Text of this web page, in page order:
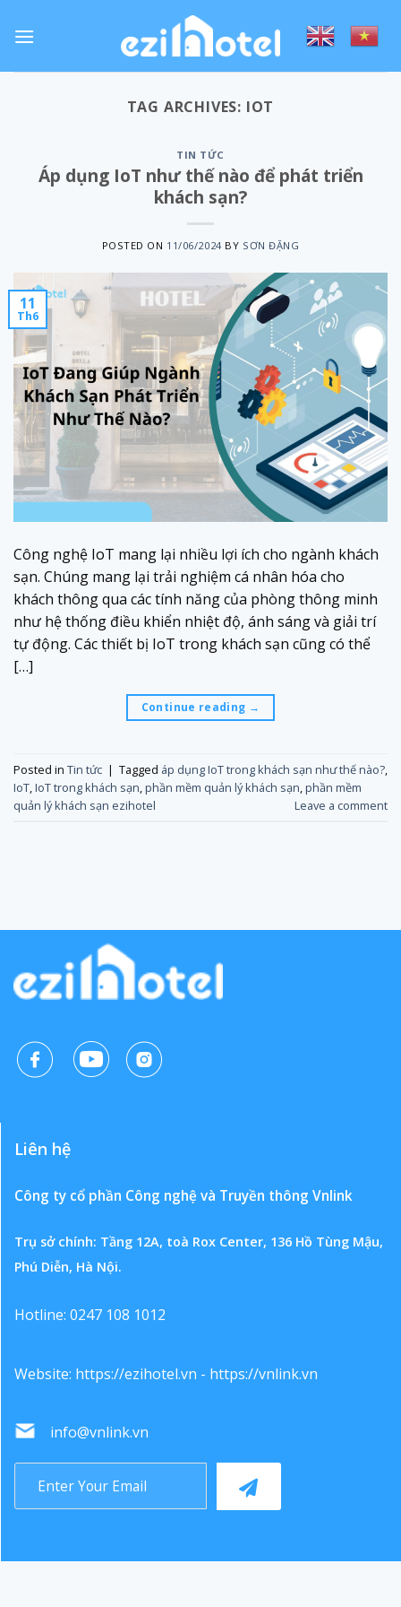
TAG ARCHIVES: IOT
TIN TỨC
Áp dụng IoT như thế nào để phát triển
khách sạn?
POSTED ON 11/06/2024BY SƠN ĐẶNG
11
Th6
Công nghệ IoT mang lại nhiều lợi ích cho ngành khách
sạn. Chúng mang lại trải nghiệm cá nhân hóa cho
khách thông qua các tính năng của phòng thông minh
như hệ thống điều khiển nhiệt độ, ánh sáng và giải trí
tự động. Các thiết bị IoT trong khách sạn cũng có thể
[…]
Continue reading →
Posted in Tin tức | Tagged áp dụng IoT trong khách sạn như thế nào?,
IoT,IoT trong khách sạn,phần mềm quản lý khách sạn,phần mềm
quản lý khách sạn ezihotel
Leave a comment
Liên hệ
Công ty cổ phần Công nghệ và Truyền thông Vnlink
Trụ sở chính: Tầng 12A, toà Rox Center, 136 Hồ Tùng Mậu,
Phú Diễn, Hà Nội.
Hotline: 0247 108 1012
Website: https://ezihotel.vn - https://vnlink.vn
info@vnlink.vn